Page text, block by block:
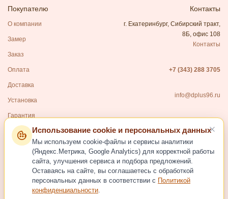
Покупателю
О компании
Замер
Заказ
Оплата
Доставка
Установка
Гарантия
Контакты
г. Екатеринбург, Сибирский тракт,
8Б, офис 108
Контакты
+7 (343) 288 3705
info@dplus96.ru
Каталог
Входные двери
Межкомнатные двери
Фурнитура для дверей
Использование cookie и персональных данных
Мы используем cookie-файлы и сервисы аналитики
(Яндекс.Метрика, Google Analytics) для корректной работы
сайта, улучшения сервиса и подбора предложений.
Оставаясь на сайте, вы соглашаетесь с обработкой
персональных данных в соответствии с
Политикой
конфиденциальности.